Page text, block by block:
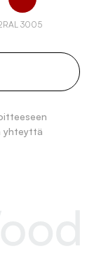
RAL 3005
yhteyttä